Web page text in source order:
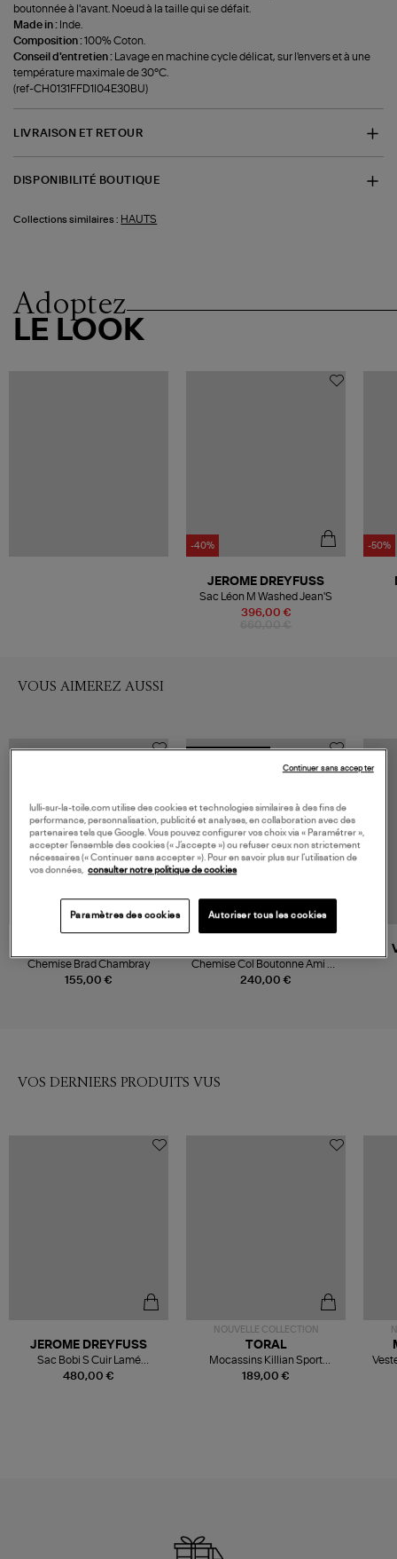
boutonnée à l'avant. Noeud à la taille qui se défait.
Made in : Inde.
Composition :100% Coton.
Conseil d'entretien :
Lavage en machine cycle délicat, sur l'envers et à une
température maximale de 30°C.
(ref-CH0131FFD1I04E30BU)
LIVRAISON ET RETOUR
DISPONIBILITÉ BOUTIQUE
Collections similaires : HAUTS
Adoptez
LE LOOK
-40%
396,00 €
JEROME DREYFUSS
Sac Léon M Washed Jean'S
-50%
VOUS AIMEREZ AUSSI
155,00 €
Chemise Brad Chambray
240,00 €
Chemise Col Boutonne Ami De
Coeur Bleu Ciel
VOS DERNIERS PRODUITS VUS
480,00 €
JEROME DREYFUSS
Sac Bobi S Cuir Lamé
Champagne
NOUVELLE COLLECTION
189,00 €
TORAL
Mocassins Killian Sport
Mousse
lulli-sur-la-toile.com utilise des cookies et technologies similaires à des fins de
performance, personnalisation, publicité et analyses, en collaboration avec des
partenaires tels que Google. Vous pouvez configurer vos choix via « Paramétrer »,
accepter l’ensemble des cookies (« J’accepte ») ou refuser ceux non strictement
nécessaires (« Continuer sans accepter »). Pour en savoir plus sur l’utilisation de
vos données,
consulter notre politique de cookies
Paramètres des cookies Autoriser tous les cookies
Continuer sans accepter